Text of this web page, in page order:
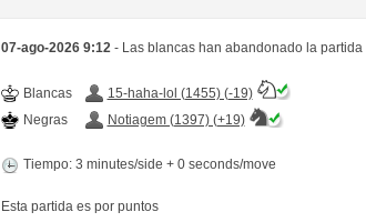
07-ago-2026 9:12 - Las blancas han abandonado la partida ,
Blancas
15-haha-lol (1455) (-19)
Negras
Notiagem (1397) (+19)
Tiempo: 3 minutes/side + 0 seconds/move
Esta partida es por puntos